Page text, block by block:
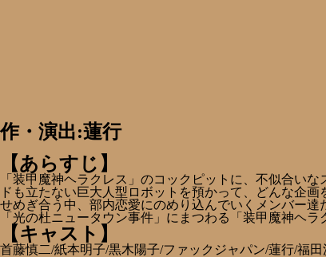
作・演出:蓮行
【あらすじ】
「装甲魔神ヘラクレス」のコックピットに、不似合い
ドも立たない巨大人型ロボットを預かって、どんな企
せめぎ合う中、部内恋愛にのめり込んでいくメンバー
「光の杜ニュータウン事件」にまつわる「装甲魔神ヘ
【キャスト】
首藤慎二/紙本明子/黒木陽子/ファックジャパン/蓮行/福田